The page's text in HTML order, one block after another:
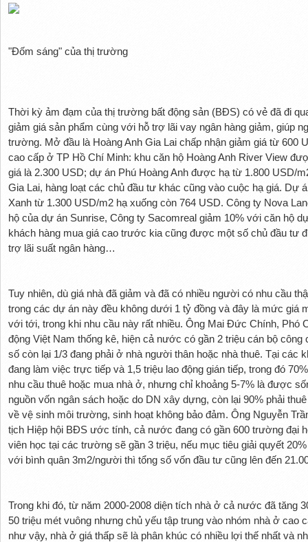
"Đốm sáng" của thị trường
Thời kỳ ảm đạm của thị trường bất động sản (BĐS) có vẻ đã đi
giảm giá sản phẩm cùng với hỗ trợ lãi vay ngân hàng giảm, giúp
trường. Mở đầu là Hoàng Anh Gia Lai chấp nhận giảm giá từ 600
cao cấp ở TP Hồ Chí Minh: khu căn hộ Hoàng Anh River View
giá là 2.300 USD; dự án Phú Hoàng Anh được hạ từ 1.800 USD/
Gia Lai, hàng loạt các chủ đầu tư khác cũng vào cuộc hạ giá. Dự
Xanh từ 1.300 USD/m2 hạ xuống còn 764 USD. Công ty Nova
hộ của dự án Sunrise, Công ty Sacomreal giảm 10% với căn hộ
khách hàng mua giá cao trước kia cũng được một số chủ đầu tư
trợ lãi suất ngân hàng…
Tuy nhiên, dù giá nhà đã giảm và đã có nhiều người có nhu cầu
trong các dự án này đều không dưới 1 tỷ đồng và đây là mức giá
với tới, trong khi nhu cầu này rất nhiều. Ông Mai Đức Chính, Phó
động Việt Nam thống kê, hiện cả nước có gần 2 triệu cán bộ
số còn lại 1/3 đang phải ở nhà người thân hoặc nhà thuê. Tại các
đang làm việc trực tiếp và 1,5 triệu lao động gián tiếp, trong đó
nhu cầu thuê hoặc mua nhà ở, nhưng chỉ khoảng 5-7% là được
nguồn vốn ngân sách hoặc do DN xây dựng, còn lại 90% phải
về vệ sinh môi trường, sinh hoạt không bảo đảm. Ông Nguyễn
tịch Hiệp hội BĐS ước tính, cả nước đang có gần 600 trường đại
viên học tại các trường sẽ gần 3 triệu, nếu mục tiêu giải quyết
với bình quân 3m2/người thì tổng số vốn đầu tư cũng lên đến
Trong khi đó, từ năm 2000-2008 diện tích nhà ở cả nước đã tăng
50 triệu mét vuông nhưng chủ yếu tập trung vào nhóm nhà ở cao
như vậy, nhà ở giá thấp sẽ là phân khúc có nhiều lợi thế nhất và